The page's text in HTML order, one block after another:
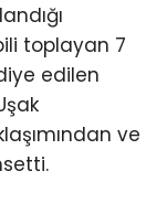
toplayan 7
edilen
ve